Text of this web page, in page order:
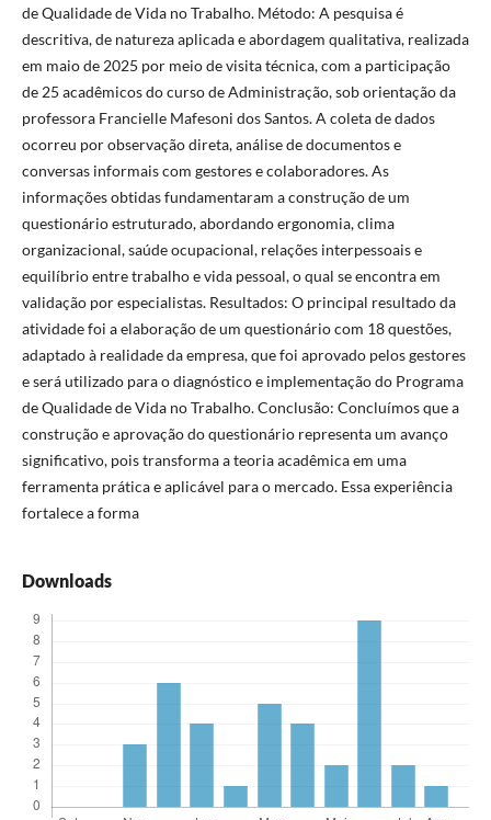
de Qualidade de Vida no Trabalho. Método: A pesquisa é
descritiva, de natureza aplicada e abordagem qualitativa, realizada
em maio de 2025 por meio de visita técnica, com a participação
de 25 acadêmicos do curso de Administração, sob orientação da
professora Francielle Mafesoni dos Santos. A coleta de dados
ocorreu por observação direta, análise de documentos e
conversas informais com gestores e colaboradores. As
informações obtidas fundamentaram a construção de um
questionário estruturado, abordando ergonomia, clima
organizacional, saúde ocupacional, relações interpessoais e
equilíbrio entre trabalho e vida pessoal, o qual se encontra em
validação por especialistas. Resultados: O principal resultado da
atividade foi a elaboração de um questionário com 18 questões,
adaptado à realidade da empresa, que foi aprovado pelos gestores
e será utilizado para o diagnóstico e implementação do Programa
de Qualidade de Vida no Trabalho. Conclusão: Concluímos que a
construção e aprovação do questionário representa um avanço
significativo, pois transforma a teoria acadêmica em uma
ferramenta prática e aplicável para o mercado. Essa experiência
fortalece a forma
Downloads